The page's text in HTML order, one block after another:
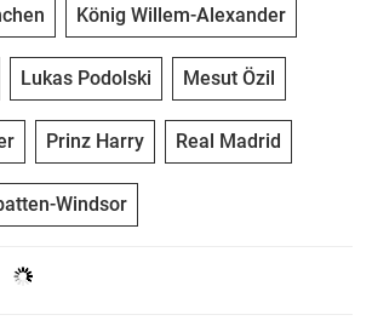
König Willem-Alexander
Lukas Podolski Mesut Özil
Prinz Harry Real Madrid
Windsor